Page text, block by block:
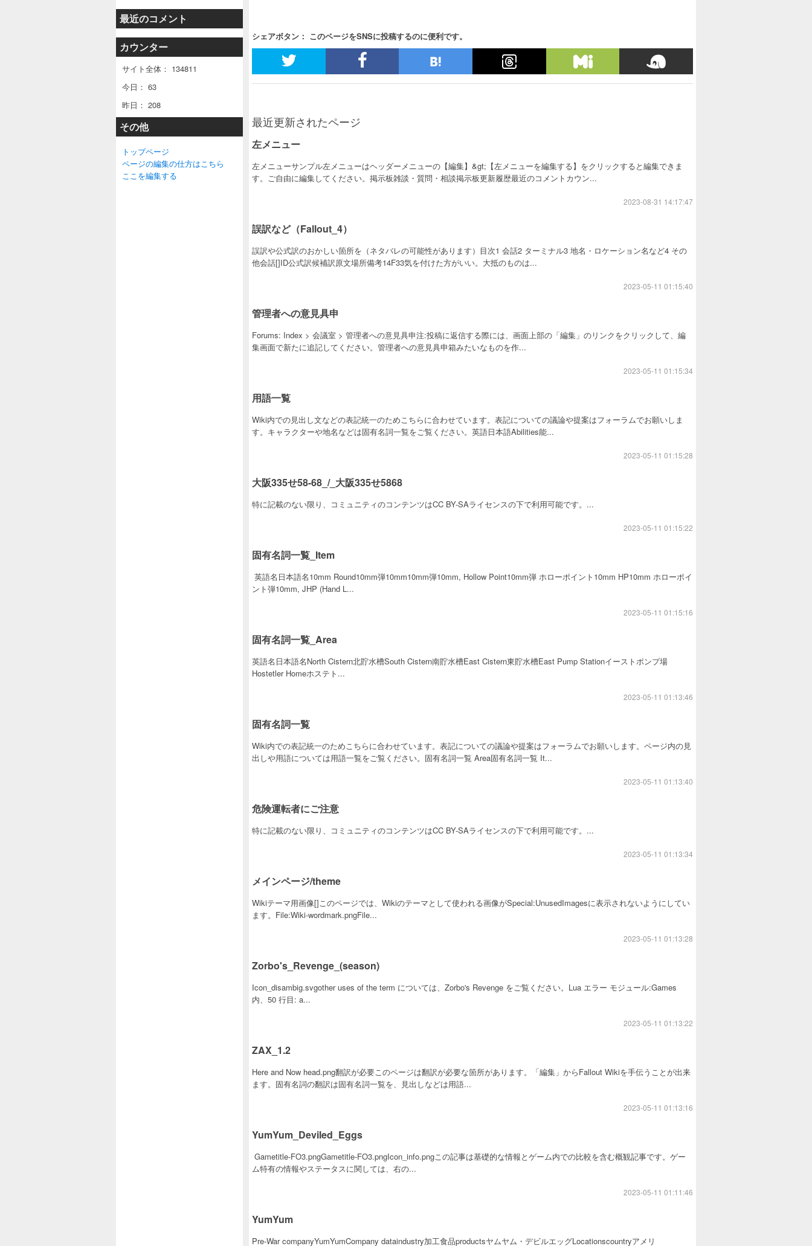
最近のコメント
カウンター
サイト全体： 134811
今日： 63
昨日： 208
その他
トップページ
ページの編集の仕方はこちら
ここを編集する
シェアボタン： このページをSNSに投稿するのに便利です。
最近更新されたページ
左メニュー
左メニューサンプル左メニューはヘッダーメニューの【編集】&gt;【左メニューを編集する】をクリックすると編集できま
す。ご自由に編集してください。掲示板雑談・質問・相談掲示板更新履歴最近のコメントカウン...
2023-08-31 14:17:47
誤訳など（Fallout_4）
誤訳や公式訳のおかしい箇所を（ネタバレの可能性があります）目次1 会話2 ターミナル3 地名・ロケーション名など4 その
他会話[]ID公式訳候補訳原文場所備考14F33気を付けた方がいい。大抵のものは...
2023-05-11 01:15:40
管理者への意見具申
Forums: Index > 会議室 > 管理者への意見具申注:投稿に返信する際には、画面上部の「編集」のリンクをクリックして、編
集画面で新たに追記してください。管理者への意見具申箱みたいなものを作...
2023-05-11 01:15:34
用語一覧
Wiki内での見出し文などの表記統一のためこちらに合わせています。表記についての議論や提案はフォーラムでお願いしま
す。キャラクターや地名などは固有名詞一覧をご覧ください。英語日本語Abilities能...
2023-05-11 01:15:28
大阪335せ58-68_/_大阪335せ5868
特に記載のない限り、コミュニティのコンテンツはCC BY-SAライセンスの下で利用可能です。...
2023-05-11 01:15:22
固有名詞一覧_Item
英語名日本語名10mm Round10mm弾10mm10mm弾10mm, Hollow Point10mm弾 ホローポイント10mm HP10mm ホローポイ
ント弾10mm, JHP (Hand L...
2023-05-11 01:15:16
固有名詞一覧_Area
英語名日本語名North Cistern北貯水槽South Cistern南貯水槽East Cistern東貯水槽East Pump Stationイーストポンプ場
Hostetler Homeホステト...
2023-05-11 01:13:46
固有名詞一覧
Wiki内での表記統一のためこちらに合わせています。表記についての議論や提案はフォーラムでお願いします。ページ内の見
出しや用語については用語一覧をご覧ください。固有名詞一覧 Area固有名詞一覧 It...
2023-05-11 01:13:40
危険運転者にご注意
特に記載のない限り、コミュニティのコンテンツはCC BY-SAライセンスの下で利用可能です。...
2023-05-11 01:13:34
メインページ/theme
Wikiテーマ用画像[]このページでは、Wikiのテーマとして使われる画像がSpecial:UnusedImagesに表示されないようにしてい
ます。File:Wiki-wordmark.pngFile...
2023-05-11 01:13:28
Zorbo's_Revenge_(season)
Icon_disambig.svgother uses of the term については、Zorbo's Revenge をご覧ください。Lua エラー モジュール:Games
内、50 行目: a...
2023-05-11 01:13:22
ZAX_1.2
Here and Now head.png翻訳が必要このページは翻訳が必要な箇所があります。「編集」からFallout Wikiを手伝うことが出来
ます。固有名詞の翻訳は固有名詞一覧を、見出しなどは用語...
2023-05-11 01:13:16
YumYum_Deviled_Eggs
Gametitle-FO3.pngGametitle-FO3.pngIcon_info.pngこの記事は基礎的な情報とゲーム内での比較を含む概観記事です。ゲー
ム特有の情報やステータスに関しては、右の...
2023-05-11 01:11:46
YumYum
Pre-War companyYumYumCompany dataindustry加工食品productsヤムヤム・デビルエッグLocationscountryアメリ